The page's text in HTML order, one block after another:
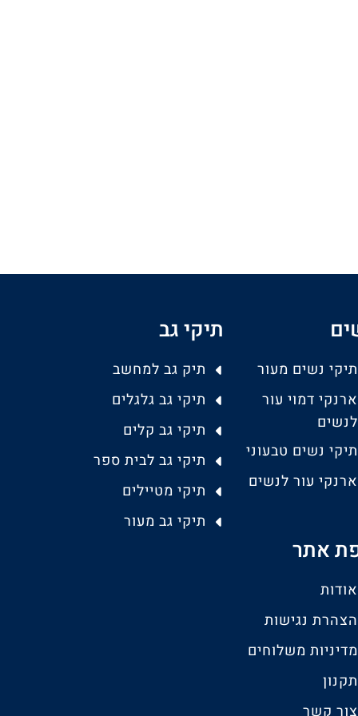
תיקי נשים מעור
ארנקי דמוי עור
לנשים
תיקי נשים טבעוני
ארנקי עור לנשים
תיקי גב
תיק גב למחשב
תיקי גב גלגלים
תיקי גב קלים
תיקי גב לבית ספר
תיקי מטיילים
תיקי גב מעור
אתר
אודות
הצהרת נגישות
מדיניות משלוחים
תקנון
צור קשר